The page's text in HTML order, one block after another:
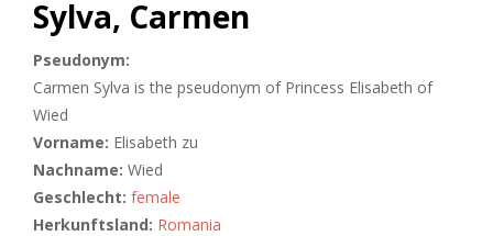
Sylva, Carmen
Pseudonym:
Carmen Sylva is the pseudonym of Princess Elisabeth of
Wied
Vorname: Elisabeth zu
Nachname: Wied
Geschlecht: female
Herkunftsland: Romania